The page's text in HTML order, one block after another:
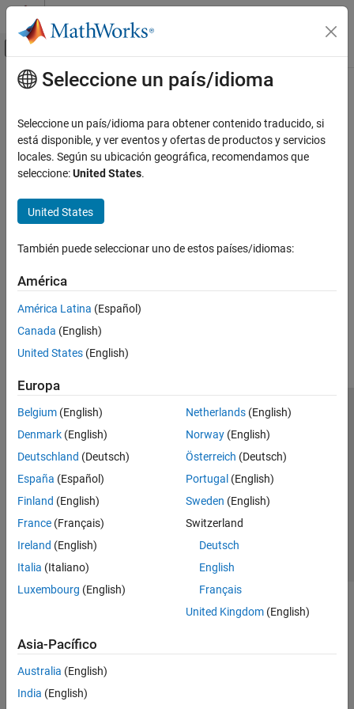
Saltar al contenido
Mostrar/ocultar menú de navegación
Inicio de Documentación
Contenido principal
¿Qué tan útil fue esta traducción?
Seleccione un país/idioma
Seleccione un país/idioma para obtener contenido traducido, si
está disponible, y ver eventos y ofertas de productos y servicios
locales. Según su ubicación geográfica, recomendamos que
seleccione:United States.
United States
También puede seleccionar uno de estos países/idiomas:
América
América Latina (Español)
Canada (English)
United States (English)
Europa
Belgium (English)
Denmark (English)
Deutschland (Deutsch)
España (Español)
Finland (English)
France (Français)
Ireland (English)
Italia (Italiano)
Luxembourg (English)
Netherlands(English)
Norway(English)
Österreich (Deutsch)
Portugal (English)
Sweden (English)
Switzerland
Deutsch
English
Français
United Kingdom(English)
Asia-Pacífico
Australia (English)
India (English)
Centro de confianza
Marcas comerciales
Política de privacidad
Antipiratería
Estado de las aplicaciones
Información de contacto
© 1994-2026 The MathWorks, Inc.
Seleccione un país/